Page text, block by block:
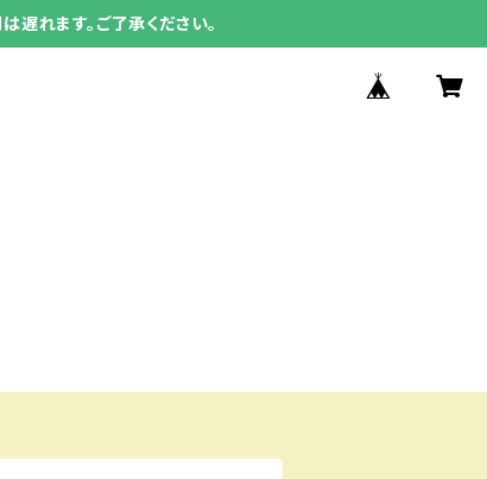
れます。ご了承ください。